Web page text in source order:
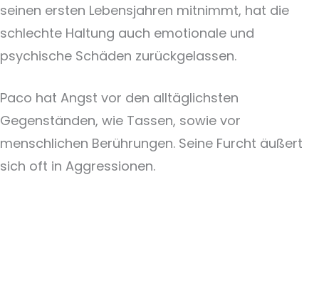
seinen ersten Lebensjahren mitnimmt, hat die
schlechte Haltung auch emotionale und
psychische Schäden zurückgelassen.
Paco hat Angst vor den alltäglichsten
Gegenständen, wie Tassen, sowie vor
menschlichen Berührungen. Seine Furcht äußert
sich oft in Aggressionen.